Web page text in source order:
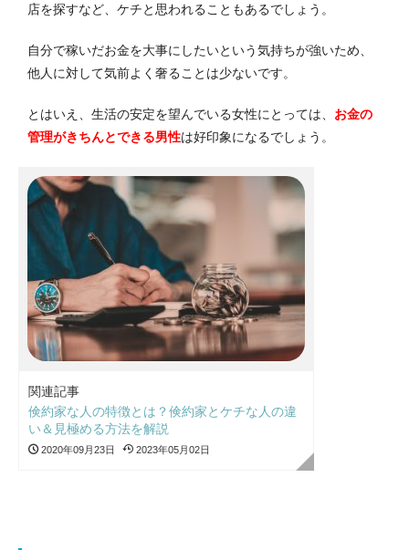
店を探すなど、ケチと思われることもあるでしょう。
自分で稼いだお金を大事にしたいという気持ちが強いため、
他人に対して気前よく奢ることは少ないです。
とはいえ、生活の安定を望んでいる女性にとっては、 お金の
管理がきちんとできる男性は好印象になるでしょう。
関連記事
倹約家な人の特徴とは？倹約家とケチな人の違
い＆見極める方法を解説
2020年09月23日 2023年05月02日